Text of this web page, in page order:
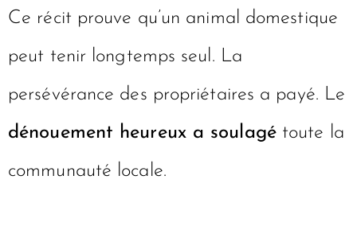
Ce récit prouve qu’un animal domestique
peut tenir longtemps seul. La
persévérance des propriétaires a payé. Le
dénouement heureux a soulagétoute la
communauté locale.